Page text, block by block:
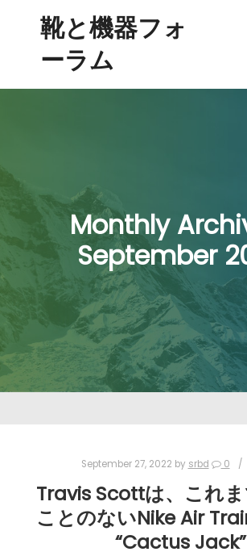
靴と機器フォ
ーラム
Monthly
September
September 27, 2022 by srbd 0
Travis Scottは、これ
ことのないNike Air
“Cactus Jack”